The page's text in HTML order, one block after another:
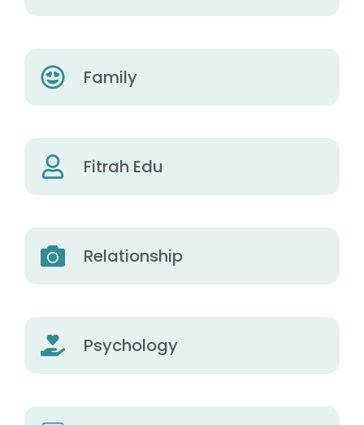
Family
Fitrah Edu
Relationship
Psychology